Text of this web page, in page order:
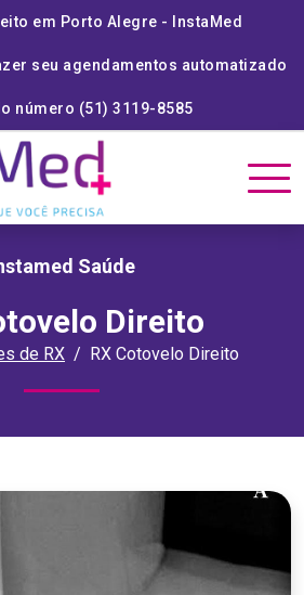
em Porto Alegre - InstaMed
seu agendamentos automatizado
número (51) 3119-8585
Saúde
Direito
de RX RX Cotovelo Direito